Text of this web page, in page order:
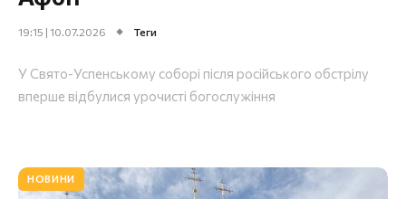
19:15 | 10.07.2026 Теги
У Свято-Успенському соборі після російського обстрілу
вперше відбулися урочисті богослужіння
НОВИНИ